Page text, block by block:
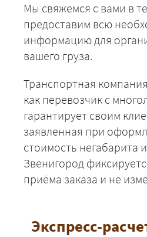
Мы свяжемся с вами в
предоставим всю
информацию для
вашего груза.
Транспортная
как перевозчик с
гарантирует своим
заявленная при
стоимость негабарита
Звенигород
приёма заказа и не
Экспресс-